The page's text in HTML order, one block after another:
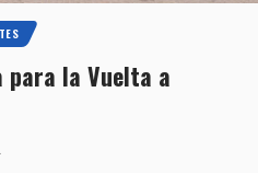
para la Vuelta a